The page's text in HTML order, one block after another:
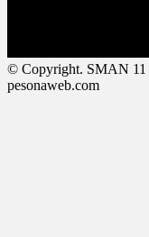
© Copyright. SMAN 11
pesonaweb.com